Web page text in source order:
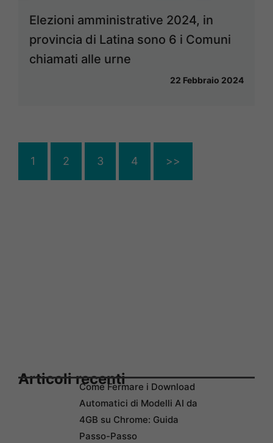
Elezioni amministrative 2024, in
provincia di Latina sono 6 i Comuni
chiamati alle urne
22 Febbraio 2024
1 2 3 4 >>
Articoli recentiCome Fermare i Download
Automatici di Modelli AI da
4GB su Chrome: Guida
Passo-Passo